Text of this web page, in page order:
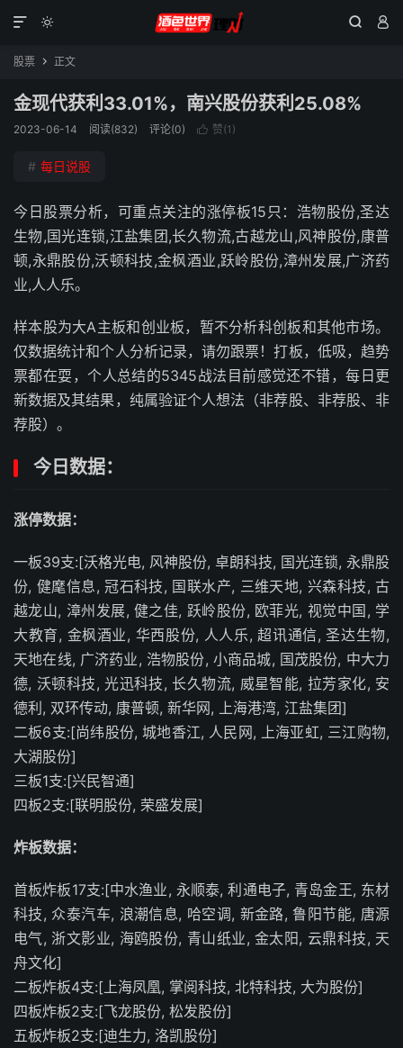
  

股票  正文
金现代获利33.01%，南兴股份获利25.08%
2023-06-14 阅读(832) 评论(0)  赞(1 )
# 每日说股
今日股票分析，可重点关注的涨停板15只：浩物股份,圣达
生物,国光连锁,江盐集团,长久物流,古越龙山,风神股份,康普
顿,永鼎股份,沃顿科技,金枫酒业,跃岭股份,漳州发展,广济药
业,人人乐。
样本股为大A主板和创业板，暂不分析科创板和其他市场。
仅数据统计和个人分析记录，请勿跟票！打板，低吸，趋势
票都在耍，个人总结的5345战法目前感觉还不错，每日更
新数据及其结果，纯属验证个人想法（非荐股、非荐股、非
荐股）。
今日数据：
涨停数据：
一板39支:[沃格光电, 风神股份, 卓朗科技, 国光连锁, 永鼎股
份, 健麾信息, 冠石科技, 国联水产, 三维天地, 兴森科技, 古
越龙山, 漳州发展, 健之佳, 跃岭股份, 欧菲光, 视觉中国, 学
大教育, 金枫酒业, 华西股份, 人人乐, 超讯通信, 圣达生物,
天地在线, 广济药业, 浩物股份, 小商品城, 国茂股份, 中大力
德, 沃顿科技, 光迅科技, 长久物流, 威星智能, 拉芳家化, 安
德利, 双环传动, 康普顿, 新华网, 上海港湾, 江盐集团]
二板6支:[尚纬股份, 城地香江, 人民网, 上海亚虹, 三江购物,
大湖股份]
三板1支:[兴民智通]
四板2支:[联明股份, 荣盛发展]
炸板数据：
首板炸板17支:[中水渔业, 永顺泰, 利通电子, 青岛金王, 东材
科技, 众泰汽车, 浪潮信息, 哈空调, 新金路, 鲁阳节能, 唐源
电气, 浙文影业, 海鸥股份, 青山纸业, 金太阳, 云鼎科技, 天
舟文化]
二板炸板4支:[上海凤凰, 掌阅科技, 北特科技, 大为股份]
四板炸板2支:[飞龙股份, 松发股份]
五板炸板2支:[迪生力, 洛凯股份]